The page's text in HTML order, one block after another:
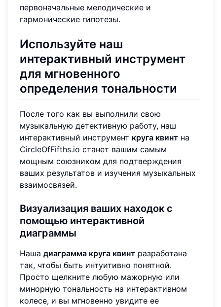
первоначальные мелодические и
гармонические гипотезы.
Используйте наш
интерактивный инструмент
для мгновенного
определения тональности
После того как вы выполнили свою
музыкальную детективную работу, наш
интерактивный инструмент круга квинт на
CircleOfFifths.io станет вашим самым
мощным союзником для подтверждения
ваших результатов и изучения музыкальных
взаимосвязей.
Визуализация ваших находок с
помощью интерактивной
диаграммы
Наша диаграмма круга квинт разработана
так, чтобы быть интуитивно понятной.
Просто щелкните любую мажорную или
минорную тональность на интерактивном
колесе, и вы мгновенно увидите ее